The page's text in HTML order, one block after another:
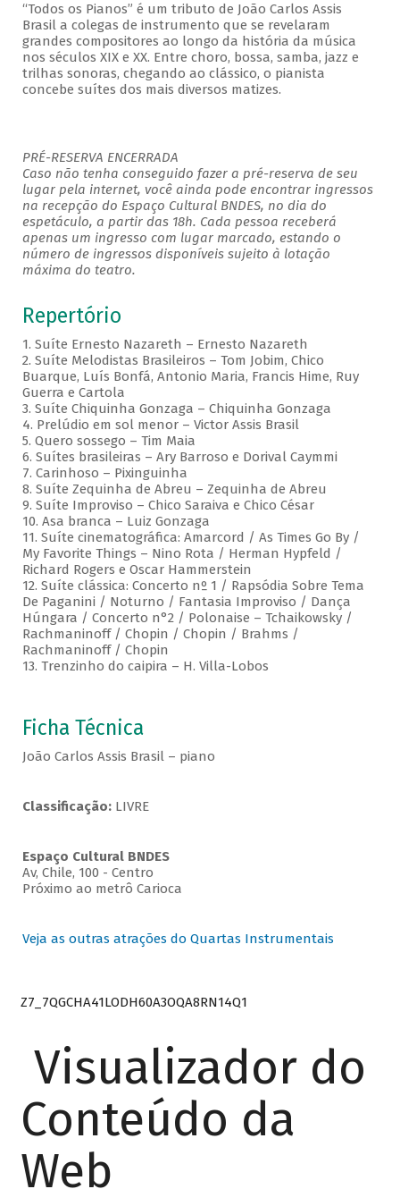
“Todos os Pianos” é um tributo de João Carlos Assis
Brasil a colegas de instrumento que se revelaram
grandes compositores ao longo da história da música
nos séculos XIX e XX. Entre choro, bossa, samba, jazz e
trilhas sonoras, chegando ao clássico, o pianista
concebe suítes dos mais diversos matizes.
PRÉ-RESERVA ENCERRADA
Caso não tenha conseguido fazer a pré-reserva de seu
lugar pela internet, você ainda pode encontrar ingressos
na recepção do Espaço Cultural BNDES, no dia do
espetáculo, a partir das 18h. Cada pessoa receberá
apenas um ingresso com lugar marcado, estando o
número de ingressos disponíveis sujeito à lotação
máxima do teatro.
Repertório
1. Suíte Ernesto Nazareth – Ernesto Nazareth
2. Suíte Melodistas Brasileiros – Tom Jobim, Chico
Buarque, Luís Bonfá, Antonio Maria, Francis Hime, Ruy
Guerra e Cartola
3. Suíte Chiquinha Gonzaga – Chiquinha Gonzaga
4. Prelúdio em sol menor – Victor Assis Brasil
5. Quero sossego – Tim Maia
6. Suítes brasileiras – Ary Barroso e Dorival Caymmi
7. Carinhoso – Pixinguinha
8. Suíte Zequinha de Abreu – Zequinha de Abreu
9. Suíte Improviso – Chico Saraiva e Chico César
10. Asa branca – Luiz Gonzaga
11. Suíte cinematográfica: Amarcord / As Times Go By /
My Favorite Things – Nino Rota / Herman Hypfeld /
Richard Rogers e Oscar Hammerstein
12. Suíte clássica: Concerto nº 1 / Rapsódia Sobre Tema
De Paganini / Noturno / Fantasia Improviso / Dança
Húngara / Concerto n°2 / Polonaise – Tchaikowsky /
Rachmaninoff / Chopin / Chopin / Brahms /
Rachmaninoff / Chopin
13. Trenzinho do caipira – H. Villa-Lobos
Ficha Técnica
João Carlos Assis Brasil – piano
Classificação: LIVRE
Espaço Cultural BNDES
Av, Chile, 100 - Centro
Próximo ao metrô Carioca
Veja as outras atrações do Quartas Instrumentais
Z7_7QGCHA41LODH60A3OQA8RN14Q1
Visualizador do
Conteúdo da
Web